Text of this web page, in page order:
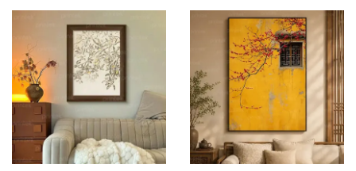
Phòng tiếp khách cao cấp
: thể hiện gu thẩm mỹ
trầm tĩnh, sang trọng